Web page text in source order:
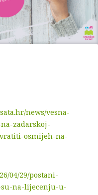
news/vesna-
zadarskoj-
osmijeh-na-
04/29/postani-
na-lijecenju-u-